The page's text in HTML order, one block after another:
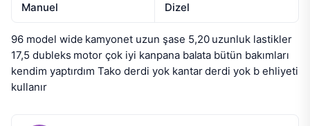
Manuel Dizel
96 model wide kamyonet uzun şase 5,20 uzunluk lastikler
17,5 dubleks motor çok iyi kanpana balata bütün bakımları
kendim yaptırdım Tako derdi yok kantar derdi yok b ehliyeti
kullanır